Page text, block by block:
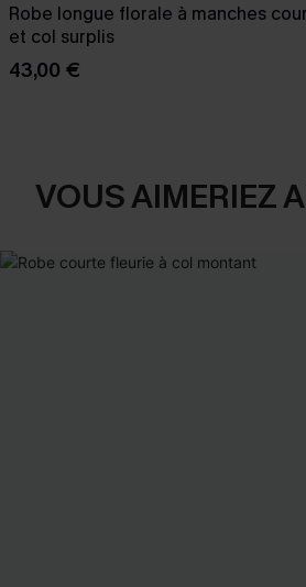
Robe longue florale à manches
et col surplis
43,00 €
VOUS AIMERIEZ